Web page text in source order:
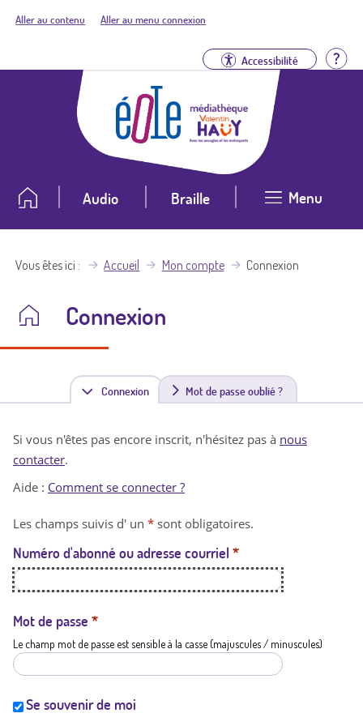
Aller au contenu Aller au menu connexion
Accessibilité
Audio Braille Menu
Vous êtes ici Accueil Mon compte Connexion
Connexion
Connexion(
n
t
a
t
i
Mot de passe oublié ?
Si vous n'êtes pas encore inscrit, n'hésitez pas à nous
contacter.
Aide : Comment se connecter ?
Les champs suivis d' un * sont obligatoires.
Numéro d'abonné ou adresse courriel *
Mot de passe *
Le champ mot de passe est sensible à la casse (majuscules / minuscules)
Se souvenir de moi